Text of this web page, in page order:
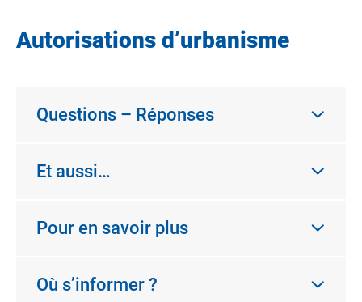
Autorisations d’urbanisme
Questions – Réponses
Et aussi…
Pour en savoir plus
Où s’informer ?